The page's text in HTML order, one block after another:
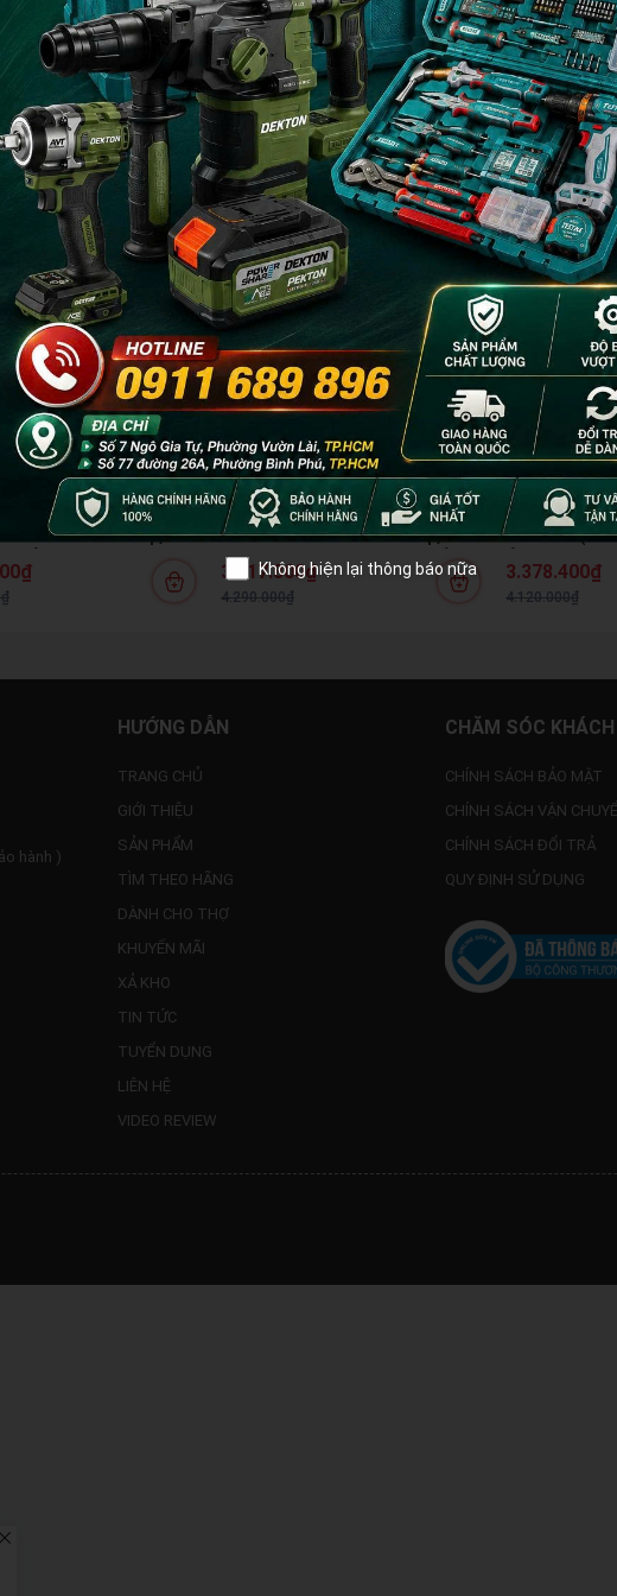
Xe Mini Dekton DK-
- Có Chỉnh Áp,
Máy Lạnh
- 18%
Máy Xịt Rửa Xe Mini Dekton DK-
RX3001XMAX - Có Chỉnh Áp,
Chống Rò Điện, Motor Cảm Ứng
Từ 100% Đồng
3.517.800₫
4.290.000₫
- 18%
Máy Rửa Xe
RX3001X
Áp 12m
3.378.400₫
4.120.000₫
hành )
HƯỚNG DẪN
TRANG CHỦ
GIỚI THIỆU
SẢN PHẨM
TÌM THEO HÃNG
DÀNH CHO THỢ
KHUYẾN MÃI
XẢ KHO
TIN TỨC
TUYỂN DỤNG
LIÊN HỆ
VIDEO REVIEW
CHĂM SÓC
CHÍNH SÁCH BẢO MẬT
CHÍNH SÁCH VẬN
CHÍNH SÁCH ĐỔI TRẢ
QUY ĐỊNH SỬ DỤNG
Không hiện lại thông báo nữa